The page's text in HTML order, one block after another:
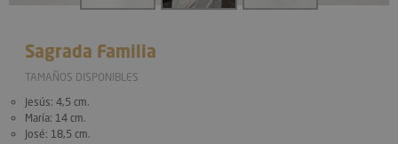
Sagrada Familia
TAMAÑOS DISPONIBLES
Jesús: 4,5 cm.
María: 14 cm.
José: 18,5 cm.